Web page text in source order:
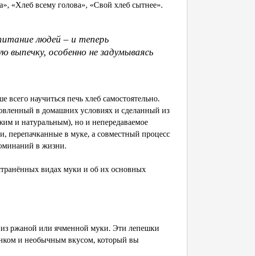
«Хлеб всему голова», «Свой хлеб сытнее».
людей – и теперь
особенно не задумываясь
всего научиться печь хлеб самостоятельно.
в домашних условиях и сделанный из
и натуральным), но и непередаваемое
перепачканные в муке, а совместный процесс
в жизни.
видах муки и об их основных
из ржаной или ячменной муки. Эти лепешки
и необычным вкусом, который вы